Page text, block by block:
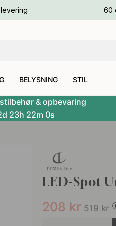
60
BELYSNING STIL
& opbevaring
23h 21m 59s
LED-Spot
519kr
208 kr